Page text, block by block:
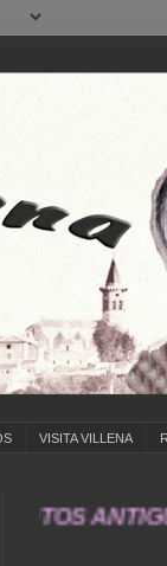
VISITA VILLENA
ANTIGUAS